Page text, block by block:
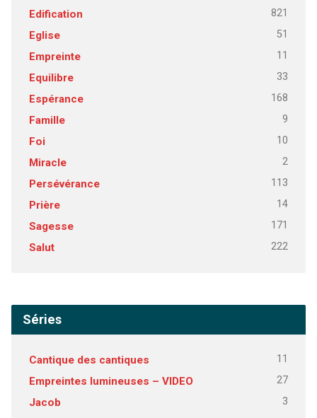
Edification 821
Eglise 51
Empreinte 11
Equilibre 33
Espérance 168
Famille 9
Foi 10
Miracle 2
Persévérance 113
Prière 14
Sagesse 171
Salut 222
Séries
Cantique des cantiques 11
Empreintes lumineuses – VIDEO 27
Jacob 3